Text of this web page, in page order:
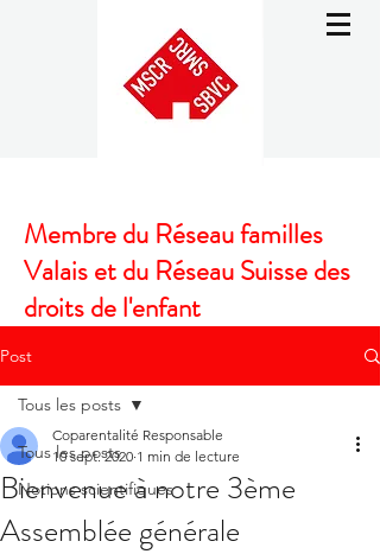
Membre du Réseau familles
Valais et du Réseau Suisse des
droits de l'enfant
Post
Tous les posts
Notions scientifiques
Tous les posts
Bienvenue à notre 3ème
Assemblée générale
Coparentalité Responsable
10 sept. 2020 1 min de lecture